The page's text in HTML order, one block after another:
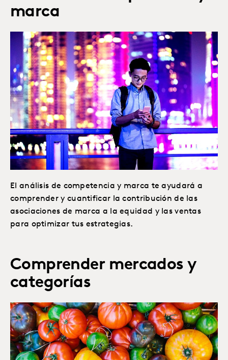
marca
El análisis de competencia y marca te ayudará a
comprender y cuantificar la contribución de las
asociaciones de marca a la equidad y las ventas
para optimizar tus estrategias.
Comprender mercados y
categorías